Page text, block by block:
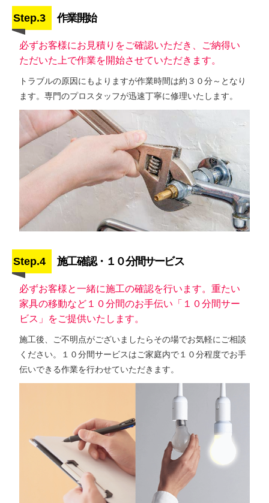
Step.3 作業開始
必ずお客様にお見積りをご確認いただき、ご納得い
ただいた上で作業を開始させていただきます。
トラブルの原因にもよりますが作業時間は約３０分～となり
ます。専門のプロスタッフが迅速丁寧に修理いたします。
Step.4 施工確認・１０分間サービス
必ずお客様と一緒に施工の確認を行います。重たい
家具の移動など１０分間のお手伝い「１０分間サー
ビス」をご提供いたします。
施工後、ご不明点がございましたらその場でお気軽にご相談
ください。１０分間サービスはご家庭内で１０分程度でお手
伝いできる作業を行わせていただきます。